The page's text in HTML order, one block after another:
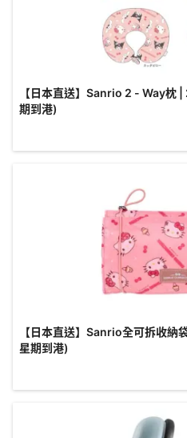
【日本直送】Sanrio 2 - Way枕
期到港)
【日本直送】Sanrio全可拆收納袋 | 4款 (逢星期一截
星期到港)